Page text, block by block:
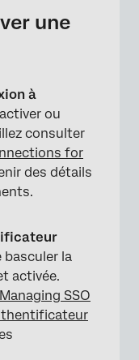
une
à
ou
consulter
for
des détails
basculer la
activée.
Managing SSO